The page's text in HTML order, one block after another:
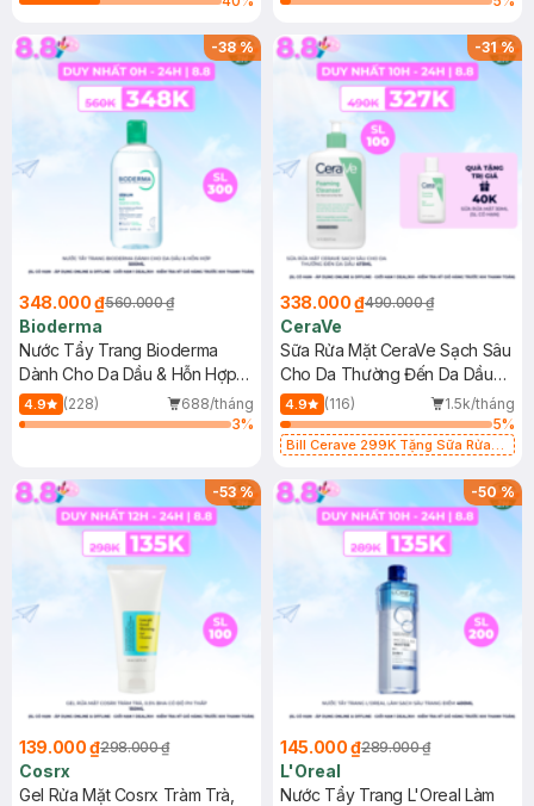
-38%
348.000 ₫560.000 ₫
Bioderma
Nước Tẩy Trang Bioderma
Dành Cho Da Dầu & Hỗn Hợp
500ml
4.9 (228)
688/tháng
3%
-31%
338.000 ₫490.000 ₫
CeraVe
Sữa Rửa Mặt CeraVe Sạch Sâu
Cho Da Thường Đến Da Dầu
473ml
4.9 (116)
1.5k/tháng
5%
Bill Cerave 299K Tặng Sữa Rửa
-53%
139.000 ₫298.000 ₫
Cosrx
Gel Rửa Mặt Cosrx Tràm Trà,
-50%
145.000 ₫289.000 ₫
L'Oreal
Nước Tẩy Trang L'Oreal Làm